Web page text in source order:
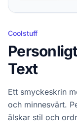
Coolstuff
Text
Ett smyckeskrin
och minnesvärt.
älskar stil och